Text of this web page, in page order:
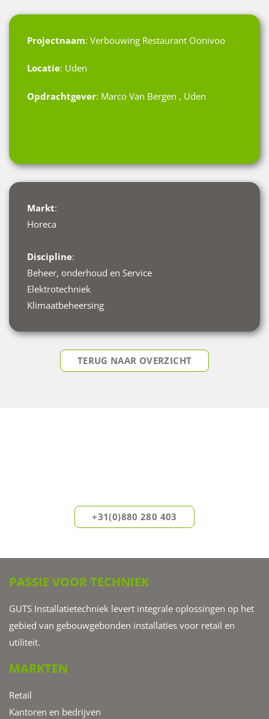
Projectnaam: Verbouwing Restaurant Oonivoo
Locatie: Uden
Opdrachtgever: Marco Van Bergen , Uden
Markt:
Horeca
Discipline:
Beheer, onderhoud en Service
Elektrotechniek
Klimaatbeheersing
TERUG NAAR OVERZICHT
+31(0)880 280 403
PASSIE VOOR TECHNIEK
GUTS Installatietechniek levert integrale oplossingen op het
gebied van gebouwgebonden installaties voor retail en
utiliteit.
MARKTEN
Retail
Kantoren en bedrijven